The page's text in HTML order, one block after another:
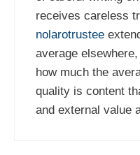
receives careless
nolarotrustee
average
how much the
quality is content
and external value